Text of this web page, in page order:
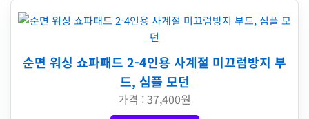
순면 워싱 쇼파패드 2-4인용 사계절 미끄럼방지 부
드, 심플 모던
가격 : 37,400원